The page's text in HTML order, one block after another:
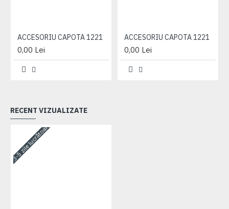
ACCESORIU CAPOTA 1221
0,00 Lei
ACCESORIU CAPOTA 1221
0,00 Lei
RECENT VIZUALIZATE
3-5 zile lucrătoare